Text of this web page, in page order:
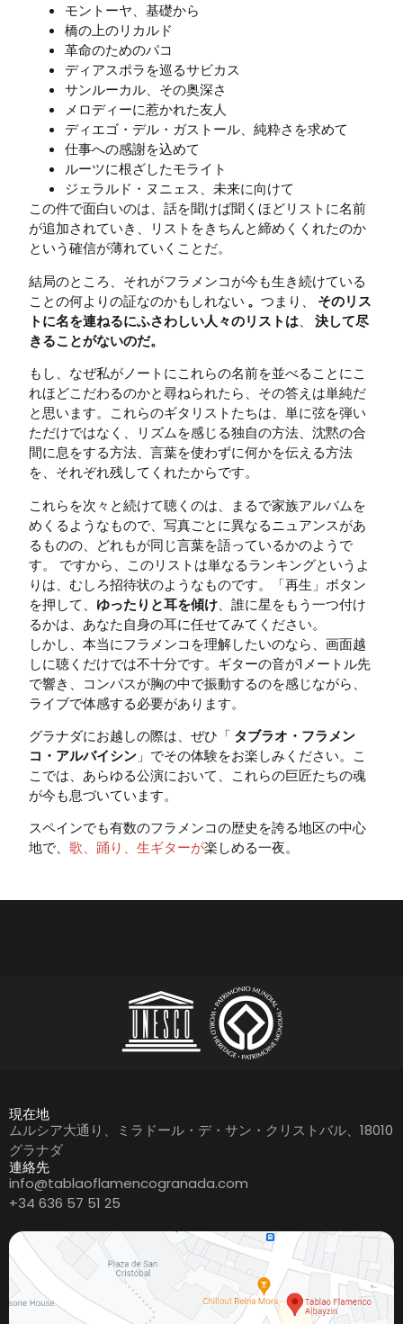
モントーヤ、基礎から
橋の上のリカルド
革命のためのパコ
ディアスポラを巡るサビカス
サンルーカル、その奥深さ
メロディーに惹かれた友人
ディエゴ・デル・ガストール、純粋さを求めて
仕事への感謝を込めて
ルーツに根ざしたモライト
ジェラルド・ヌニェス、未来に向けて
この件で面白いのは、話を聞けば聞くほどリストに名前
が追加されていき、リストをきちんと締めくくれたのか
という確信が薄れていくことだ。
結局のところ、それがフラメンコが今も生き続けている
ことの何よりの証なのかもしれない 。 つまり、
そのリス
トに名を連ねるにふさわしい人々のリストは、
決して尽
きることがないのだ。
もし、なぜ私がノートにこれらの名前を並べることにこ
れほどこだわるのかと尋ねられたら、その答えは単純だ
と思います。これらのギタリストたちは、単に弦を弾い
ただけではなく、リズムを感じる独自の方法、沈黙の合
間に息をする方法、言葉を使わずに何かを伝える方法
を、それぞれ残してくれたからです。
これらを次々と続けて聴くのは、まるで家族アルバムを
めくるようなもので、写真ごとに異なるニュアンスがあ
るものの、どれもが同じ言葉を語っているかのようで
す。 ですから、このリストは単なるランキングというよ
りは、むしろ招待状のようなものです。「再生」ボタン
を押して、 ゆったりと耳を傾け、誰に星をもう一つ付け
るかは、あなた自身の耳に任せてみてください。
しかし、本当にフラメンコを理解したいのなら、画面越
しに聴くだけでは不十分です。ギターの音が1メートル先
で響き、コンパスが胸の中で振動するのを感じながら、
ライブで体感する必要があります。
グラナダにお越しの際は、ぜひ「 タブラオ・フラメン
コ・アルバイシン 」でその体験をお楽しみください。こ
こでは、あらゆる公演において、これらの巨匠たちの魂
が今も息づいています。
スペインでも有数のフラメンコの歴史を誇る地区の中心
地で、 歌、踊り、生ギターが楽しめる一夜。
現在地
ムルシア大通り、ミラドール・デ・サン・クリストバル、18010
グラナダ
連絡先
info@tablaoflamencogranada.com
+34 636 57 51 25